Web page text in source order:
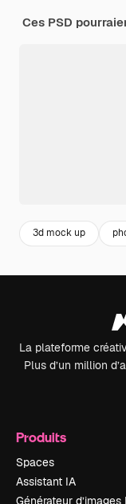
Ces PSD
3d mock up
La plateforme
Plus d’un million
Produits
Spaces
Assistant IA
Générateur d’images